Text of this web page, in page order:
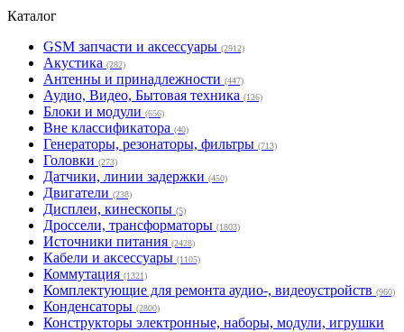
Каталог
GSM запчасти и аксессуары (2912)
Акустика (282)
Антенны и принадлежности (447)
Аудио, Видео, Бытовая техника (126)
Блоки и модули (656)
Вне классификатора (40)
Генераторы, резонаторы, фильтры (713)
Головки (273)
Датчики, линии задержки (450)
Двигатели (238)
Дисплеи, кинескопы (5)
Дроссели, трансформаторы (1803)
Источники питания (2428)
Кабели и аксессуары (1105)
Коммутация (1321)
Комплектующие для ремонта аудио-, видеоустройств (960)
Конденсаторы (2800)
Конструкторы электронные, наборы, модули, игрушки